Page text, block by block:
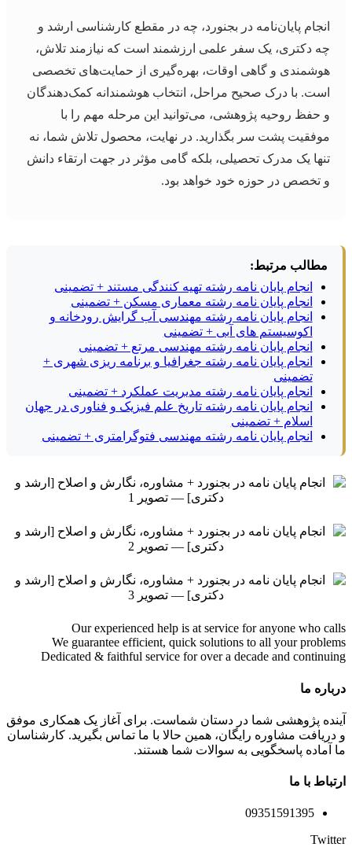
انجام پایان‌نامه در بجنورد، چه در مقطع کارشناسی ارشد و
چه دکتری، یک سفر علمی ارزشمند است که نیازمند تلاش،
هوشمندی و گاهی اوقات، بهره‌گیری از حمایت‌های تخصصی
است. با درک صحیح مراحل، انتخاب هوشمندانه کمک‌دهندگان
و حفظ روحیه پژوهشی، می‌توانید این مرحله مهم را با
موفقیت پشت سر بگذارید. در نهایت، محصول تلاش شما، نه
تنها یک مدرک تحصیلی، بلکه گامی مؤثر در جهت ارتقاء دانش
و تخصص در حوزه خود خواهد بود.
مطالب مرتبط:
انجام پایان نامه رشته تهیه کنندگی مستند + تضمینی
انجام پایان نامه رشته معماری مسکن + تضمینی
انجام پایان نامه رشته مهندسی آب گرایش رودخانه و
اکوسیستم های آبی + تضمینی
انجام پایان نامه رشته مهندسی مرتع + تضمینی
انجام پایان نامه رشته جغرافیا و برنامه ریزی شهری +
تضمینی
انجام پایان نامه رشته مدیریت عملکرد + تضمینی
انجام پایان نامه رشته تاریخ علم فیزیک و فناوری در جهان
اسلام + تضمینی
انجام پایان نامه رشته مهندسی فتوگرامتری + تضمینی
Our experienced help is at service for anyone who calls
We guarantee efficient, quick solutions to all your problems
Dedicated & faithful service for over a decade and continuing
درباره ما
آینده پژوهشی شما در دستان شماست. برای آغاز یک همکاری موفق
و دریافت مشاوره رایگان، همین حالا با ما تماس بگیرید. کارشناسان
ما آماده پاسخگویی به سوالات شما هستند.
ارتباط با ما
09351591395
Twitter